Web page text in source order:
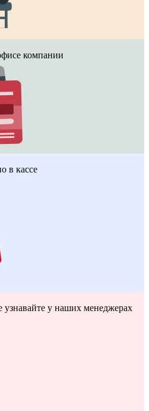
компании
в кассе
узнавайте у наших менеджерах